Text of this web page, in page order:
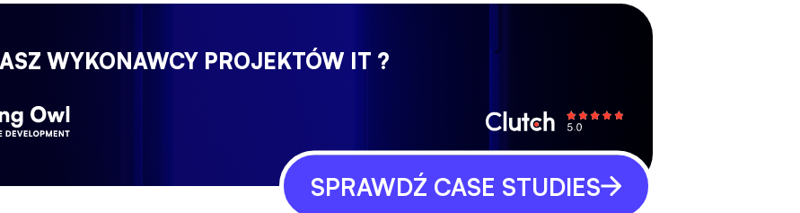
WYKONAWCY PROJEKTÓW IT ?
SPRAWDŹ CASE STUDIES